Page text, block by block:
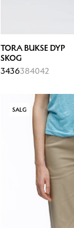
TORA BUKSE DYP
SKOG
3436384042
SALG